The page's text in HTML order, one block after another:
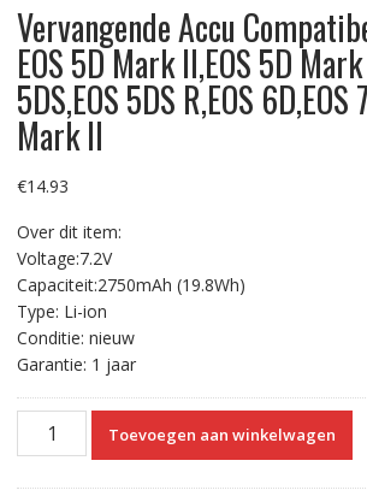
Vervangende Accu
EOS 5D Mark II,EOS 5D
5DS,EOS 5DS R,EOS 6D,EOS
Mark II
€14.93
Over dit item:
Voltage:7.2V
Capaciteit:2750mAh (19.8Wh)
Type: Li-ion
Conditie: nieuw
Garantie: 1 jaar
Vervangende
Accu
Toevoegen aan winkelwagen